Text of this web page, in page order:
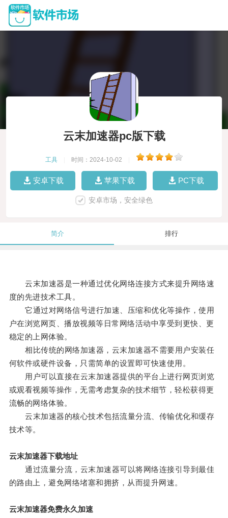
云末加速器pc版下载
工具 时间：2024-10-02
安卓下载 苹果下载 PC下载
安卓市场，安全绿色
简介 排行
云末加速器是一种通过优化网络连接方式来提升网络速
度的先进技术工具。
它通过对网络信号进行加速、压缩和优化等操作，使用
户在浏览网页、播放视频等日常网络活动中享受到更快、更
稳定的上网体验。
相比传统的网络加速器，云末加速器不需要用户安装任
何软件或硬件设备，只需简单的设置即可快速使用。
用户可以直接在云末加速器提供的平台上进行网页浏览
或观看视频等操作，无需考虑复杂的技术细节，轻松获得更
流畅的网络体验。
云末加速器的核心技术包括流量分流、传输优化和缓存
技术等。
云末加速器下载地址
通过流量分流，云末加速器可以将网络连接引导到最佳
的路由上，避免网络堵塞和拥挤，从而提升网速。
云末加速器免费永久加速